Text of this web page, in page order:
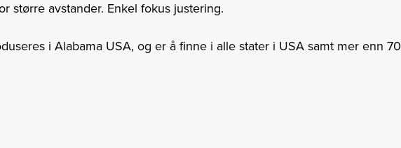
større avstander. Enkel fokus justering.
i Alabama USA, og er å finne i alle stater i USA samt mer enn 70